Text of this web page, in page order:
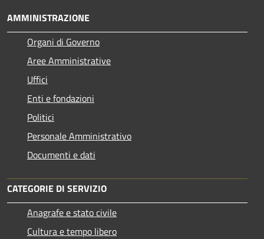
AMMINISTRAZIONE
Organi di Governo
Aree Amministrative
Uffici
Enti e fondazioni
Politici
Personale Amministrativo
Documenti e dati
CATEGORIE DI SERVIZIO
Anagrafe e stato civile
Cultura e tempo libero